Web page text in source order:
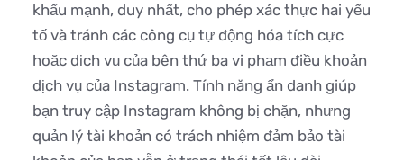
khẩu mạnh, duy nhất, cho phép xác thực hai yếu
tố và tránh các công cụ tự động hóa tích cực
hoặc dịch vụ của bên thứ ba vi phạm điều khoản
dịch vụ của Instagram. Tính năng ẩn danh giúp
bạn truy cập Instagram không bị chặn, nhưng
quản lý tài khoản có trách nhiệm đảm bảo tài